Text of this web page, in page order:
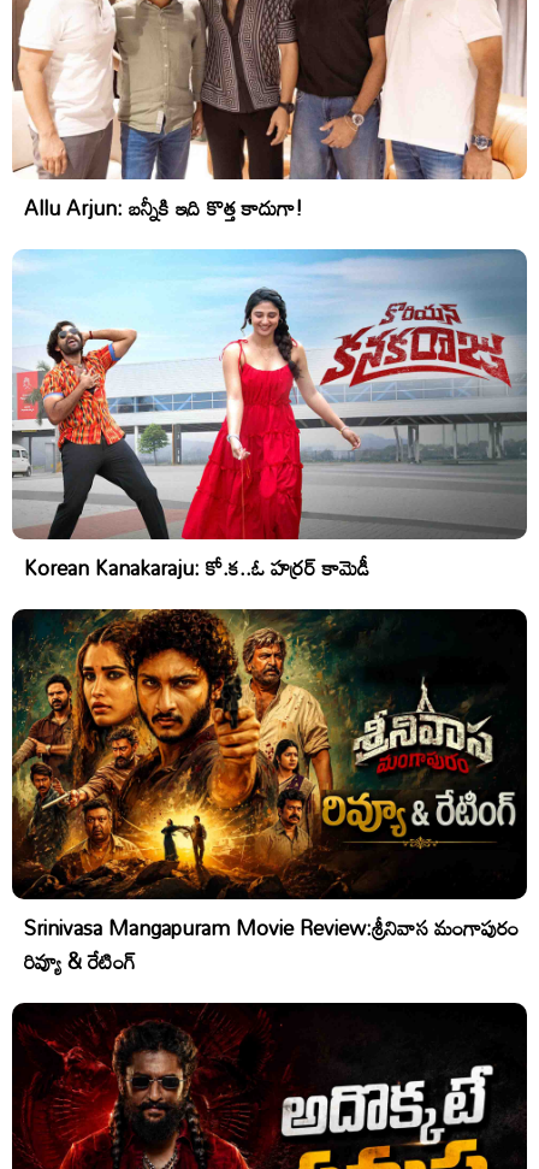
Allu Arjun: బన్నీకి ఇది కొత్త కాదుగా!
Korean Kanakaraju: కో.క..ఓ హర్రర్ కామెడీ
Srinivasa Mangapuram Movie Review:శ్రీనివాస మంగాపురం
రివ్యూ & రేటింగ్